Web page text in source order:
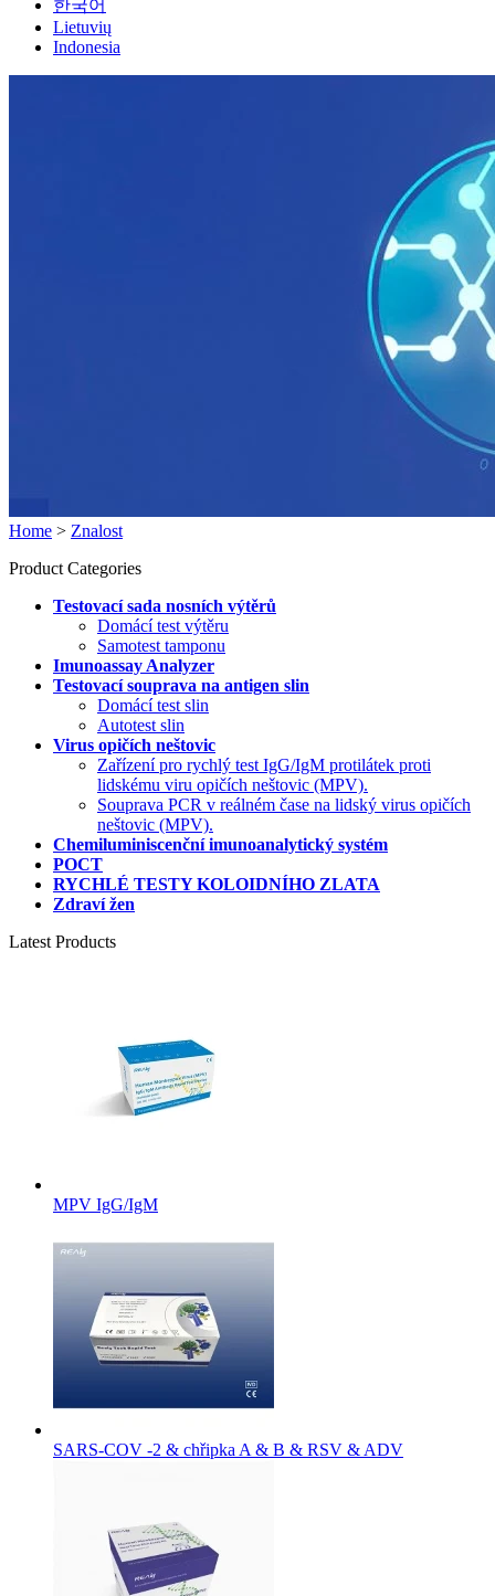
한국어
Lietuvių
Indonesia
Home > Znalost
Product Categories
Testovací sada nosních výtěrů
Domácí test výtěru
Samotest tamponu
Imunoassay Analyzer
Testovací souprava na antigen slin
Domácí test slin
Autotest slin
Virus opičích neštovic
Zařízení pro rychlý test IgG/IgM protilátek proti
lidskému viru opičích neštovic (MPV).
Souprava PCR v reálném čase na lidský virus opičích
neštovic (MPV).
Chemiluminiscenční imunoanalytický systém
POCT
RYCHLÉ TESTY KOLOIDNÍHO ZLATA
Zdraví žen
Latest Products
MPV IgG/IgM
SARS-COV -2 & chřipka A & B & RSV & ADV